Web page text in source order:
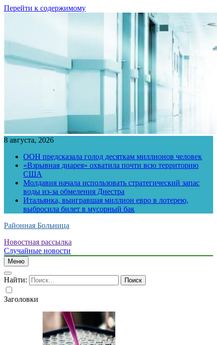
Перейти к содержимому
8 августа, 2026
ООН предсказала голод десяткам миллионов человек
«Взрывная диарея» охватила почти всю территорию
США
Молдавия начала использовать стратегический запас
воды из-за обмеления Днестра
Итальянка, выигравшая миллион евро в лотерею,
выбросила билет в мусорный бак
Районная Больница
Новостная рассылка
Случайные новости
Меню
Найти:
Заголовки